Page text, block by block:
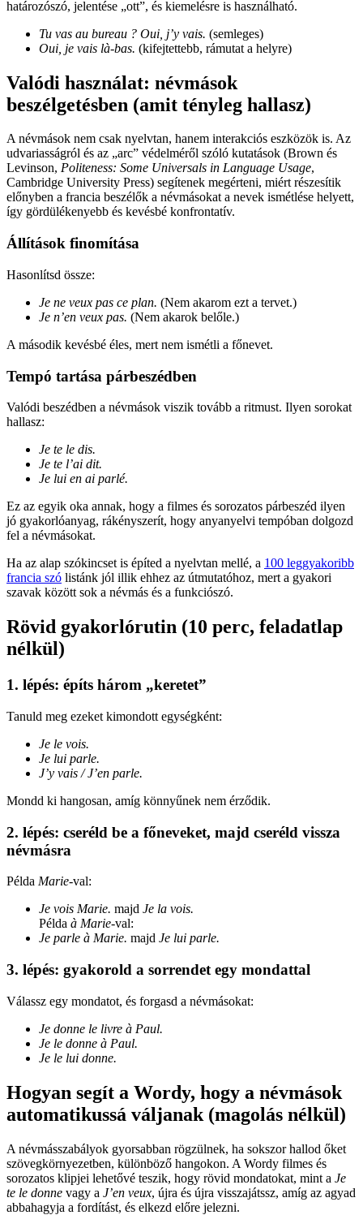
határozószó, jelentése „ott”, és kiemelésre is használható.
Tu vas au bureau ? Oui, j’y vais. (semleges)
Oui, je vais là-bas. (kifejtettebb, rámutat a helyre)
Valódi használat: névmások
beszélgetésben (amit tényleg hallasz)
A névmások nem csak nyelvtan, hanem interakciós eszközök is. Az
udvariasságról és az „arc” védelméről szóló kutatások (Brown és
Levinson, Politeness: Some Universals in Language Usage,
Cambridge University Press) segítenek megérteni, miért részesítik
előnyben a francia beszélők a névmásokat a nevek ismétlése helyett,
így gördülékenyebb és kevésbé konfrontatív.
Állítások finomítása
Hasonlítsd össze:
Je ne veux pas ce plan. (Nem akarom ezt a tervet.)
Je n’en veux pas. (Nem akarok belőle.)
A második kevésbé éles, mert nem ismétli a főnevet.
Tempó tartása párbeszédben
Valódi beszédben a névmások viszik tovább a ritmust. Ilyen sorokat
hallasz:
Je te le dis.
Je te l’ai dit.
Je lui en ai parlé.
Ez az egyik oka annak, hogy a filmes és sorozatos párbeszéd ilyen
jó gyakorlóanyag, rákényszerít, hogy anyanyelvi tempóban dolgozd
fel a névmásokat.
Ha az alap szókincset is építed a nyelvtan mellé, a 100 leggyakoribb
francia szó listánk jól illik ehhez az útmutatóhoz, mert a gyakori
szavak között sok a névmás és a funkciószó.
Rövid gyakorlórutin (10 perc, feladatlap
nélkül)
1. lépés: építs három „keretet”
Tanuld meg ezeket kimondott egységként:
Je le vois.
Je lui parle.
J’y vais / J’en parle.
Mondd ki hangosan, amíg könnyűnek nem érződik.
2. lépés: cseréld be a főneveket, majd cseréld vissza
névmásra
Példa Marie-val:
Je vois Marie. majd Je la vois.
Példa à Marie-val:
Je parle à Marie. majd Je lui parle.
3. lépés: gyakorold a sorrendet egy mondattal
Válassz egy mondatot, és forgasd a névmásokat:
Je donne le livre à Paul.
Je le donne à Paul.
Je le lui donne.
Hogyan segít a Wordy, hogy a névmások
automatikussá váljanak (magolás nélkül)
A névmásszabályok gyorsabban rögzülnek, ha sokszor hallod őket
szövegkörnyezetben, különböző hangokon. A Wordy filmes és
sorozatos klipjei lehetővé teszik, hogy rövid mondatokat, mint a Je
te le donne vagy a J’en veux, újra és újra visszajátssz, amíg az agyad
abbahagyja a fordítást, és elkezd előre jelezni.